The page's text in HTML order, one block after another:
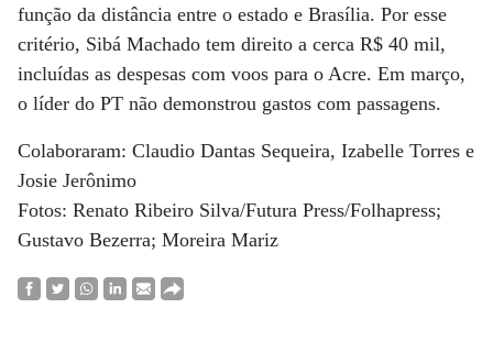
função da distância entre o estado e Brasília. Por esse
critério, Sibá Machado tem direito a cerca R$ 40 mil,
incluídas as despesas com voos para o Acre. Em março,
o líder do PT não demonstrou gastos com passagens.
Colaboraram: Claudio Dantas Sequeira, Izabelle Torres e
Josie Jerônimo
Fotos: Renato Ribeiro Silva/Futura Press/Folhapress;
Gustavo Bezerra; Moreira Mariz